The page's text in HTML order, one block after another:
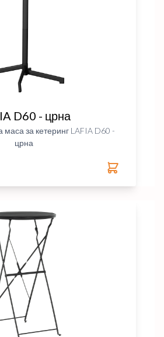
D60 - црна
маса за кетеринг LAFIA D60 -
црна